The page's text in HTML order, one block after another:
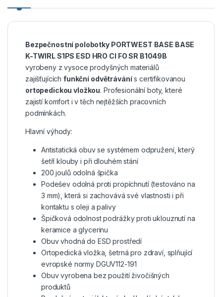
Bezpečnostní polobotky PORTWEST BASE BASE
K-TWIRL S1PS ESD HRO CI FO SR B1049B
vyrobeny z vysoce prodyšných materiálů
zajišťujícíchfunkční odvětrávánís certifikovanou
ortopedickou vložkou. Profesionální boty, které
zajistí komfort i v těch nejtěžších pracovních
podmínkách.
Hlavní výhody:
Antistatická obuv se systémem odpružení, který
šetří klouby i při dlouhém stání
200 joulů odolná špička
Podešev odolná proti propíchnutí (testováno na
3 mm), která si zachovává své vlastnosti i při
kontaktu s oleji a palivy
Špičková odolnost podrážky proti uklouznutí na
keramice a glycerinu
Obuv vhodná do ESD prostředí
Ortopedická vložka, šetrná pro zdraví, splňující
evropské normy DGUV112-191
Obuv vyrobena bez použití živočišných
produktů